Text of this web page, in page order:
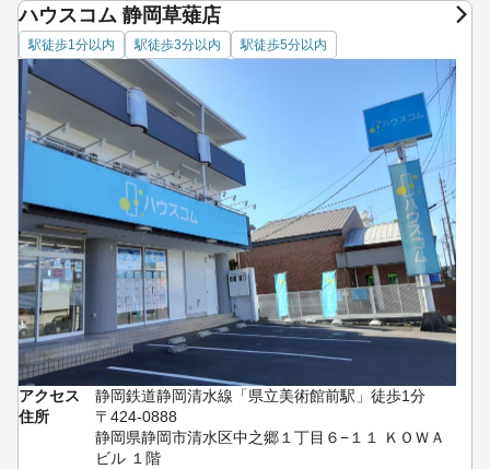
ハウスコム 静岡草薙店
駅徒歩1分以内 駅徒歩3分以内 駅徒歩5分以内
アクセス
静岡鉄道静岡清水線「県立美術館前駅」徒歩1分
住所
〒424-0888
静岡県静岡市清水区中之郷１丁目６−１１ ＫＯＷＡ
ビル １階